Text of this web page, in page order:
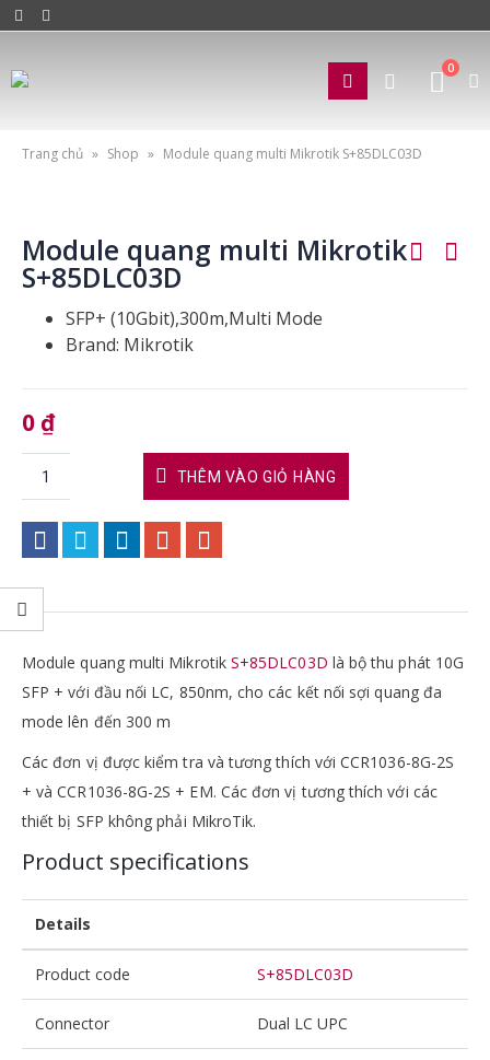
0
Trang chủ » Shop » Module quang multi Mikrotik S+85DLC03D
Module quang multi Mikrotik
S+85DLC03D
SFP+ (10Gbit),300m,Multi Mode
Brand: Mikrotik
0 ₫
THÊM VÀO GIỎ HÀNG
Module quang multi Mikrotik S+85DLC03D là bộ thu phát 10G
SFP + với đầu nối LC, 850nm, cho các kết nối sợi quang đa
mode lên đến 300 m
Các đơn vị được kiểm tra và tương thích với CCR1036-8G-2S
+ và CCR1036-8G-2S + EM. Các đơn vị tương thích với các
thiết bị SFP không phải MikroTik.
Product specifications
Details
Product code S+85DLC03D
Connector Dual LC UPC